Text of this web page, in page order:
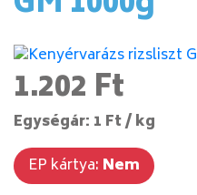
1.202 Ft
Egységár: 1 Ft / kg
EP kártya: Nem